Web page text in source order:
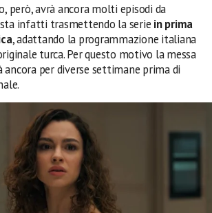
però, avrà ancora molti episodi da
sta infatti trasmettendo la serie in prima
, adattando la programmazione italiana
turca. Per questo motivo la messa
ancora per diverse settimane prima di